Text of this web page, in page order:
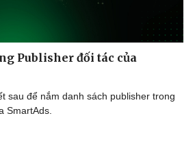
Publisher đối tác của
sau để nắm danh sách publisher trong
SmartAds.